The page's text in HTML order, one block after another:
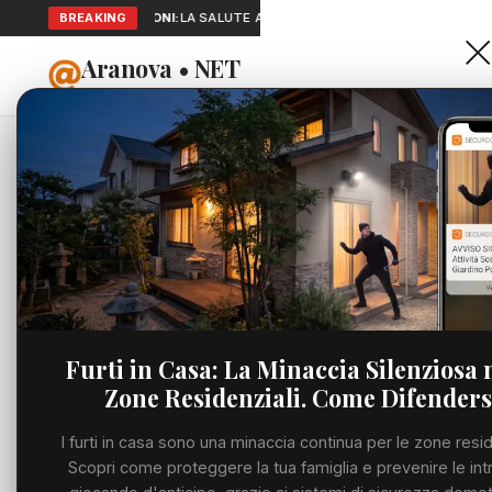
BREAKING
SEGNALAZIONI: LA SALUTE A PORTATA DI MANO: TELEMEDICINA E
Aranova • NET
PORTALE UTILE AL TERRITORIO
Home
Cronaca
Viabilità
Utilità
Meteo
Eventi
Furti in Casa: La Minaccia Silenziosa
Zone Residenziali. Come
I furti in casa sono una minaccia continua per le zone
Scopri come proteggere la tua famiglia e prevenire le
Precedente